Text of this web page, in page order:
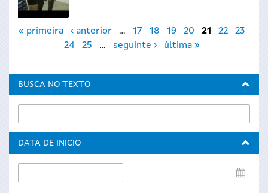
Páxinas
« primeira ‹ anterior … 17 18 19 20 21 22
23
24
25 … seguinte › última »
BUSCA NO TEXTO
DATA DE INICIO
de